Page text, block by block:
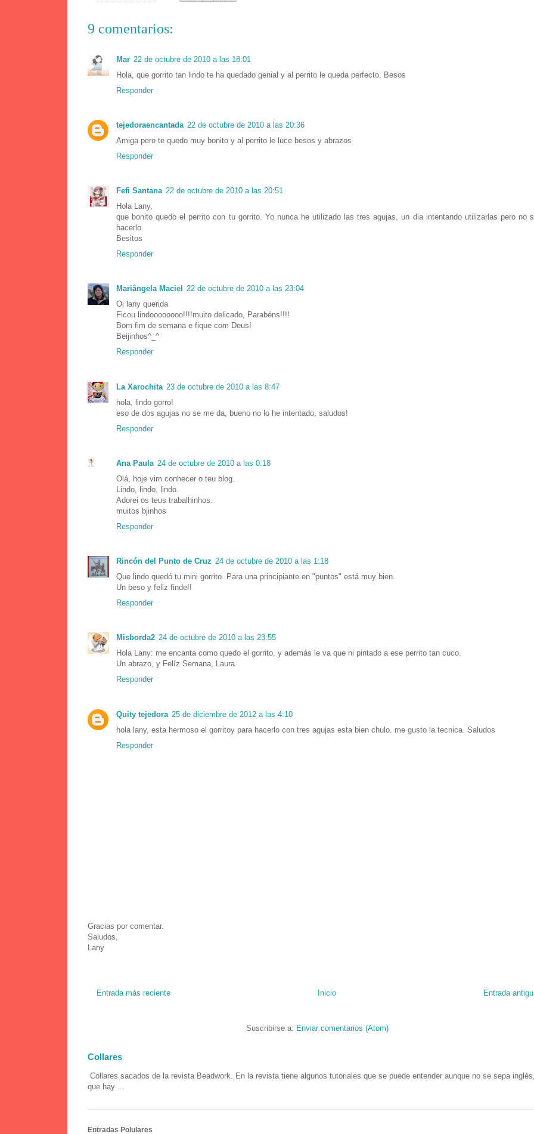
9 comentarios:
Mar 22 de octubre de 2010 a las 18:01
Hola, que gorrito tan lindo te ha quedado genial y al perrito le queda perfecto. Besos
Responder
tejedoraencantada 22 de octubre de 2010 a las 20:36
Amiga pero te quedo muy bonito y al perrito le luce besos y abrazos
Responder
Fefi Santana 22 de octubre de 2010 a las 20:51
Hola Lany,
que bonito quedo el perrito con tu gorrito. Yo nunca he utilizado las tres agujas, un dia intentando utilizarlas pero no
hacerlo.
Besitos
Responder
Mariângela Maciel
22 de octubre de 2010 a las 23:04
Oi lany querida
Ficou lindoooooooo!!!!muito delicado, Parabéns!!!!
Bom fim de semana e fique com Deus!
Beijinhos^_^
Responder
La Xarochita 23 de octubre de 2010 a las 8:47
hola, lindo gorro!
eso de dos agujas no se me da, bueno no lo he intentado, saludos!
Responder
Ana Paula 24 de octubre de 2010 a las 0:18
Olá, hoje vim conhecer o teu blog.
Lindo, lindo, lindo.
Adorei os teus trabalhinhos.
muitos bjinhos
Responder
Rincón del Punto de Cruz 24 de octubre de 2010 a las 1:18
Que lindo quedó tu mini gorrito. Para una principiante en "puntos" está muy bien.
Un beso y feliz finde!!
Responder
Misborda2 24 de octubre de 2010 a las 23:55
Hola Lany: me encanta como quedo el gorrito, y además le va que ni pintado a ese perrito tan cuco.
Un abrazo, y Felíz Semana, Laura.
Responder
Quity tejedora 25 de diciembre de 2012 a las 4:10
hola lany, esta hermoso el gorritoy para hacerlo con tres agujas esta bien chulo. me gusto la tecnica. Saludos
Responder
Gracias por comentar.
Saludos,
Lany
Entrada más reciente Entrada
Inicio
Suscribirse a: Enviar comentarios (Atom)
Collares
Collares sacados de la revista Beadwork. En la revista tiene algunos tutoriales que se puede entender aunque no se sepa
que hay ...
Entradas Polulares